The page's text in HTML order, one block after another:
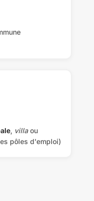
, villaou
pôles d'emploi)